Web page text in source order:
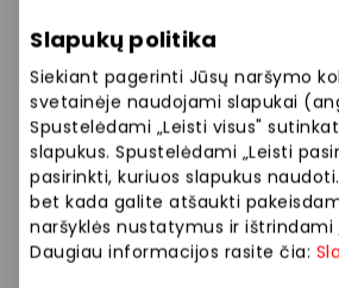
Slapukų politika
Siekiant pagerinti Jūsų naršymo
svetainėje naudojami slapukai
Spustelėdami „Leisti visus"
slapukus. Spustelėdami „Leisti
pasirinkti, kuriuos slapukus
bet kada galite atšaukti
naršyklės nustatymus ir ištrindami
Daugiau informacijos rasite čia:
asortimentas Jus maloniai
bei veiksmingumu.
Gausus įvairių gamintojų prekių
šeimai: GROŽIUI, SVEIKATAI,
KELIONĖMS, LAISVALAIKIUI BEI
Taip pat, tai puiki vieta
kokiai progai.